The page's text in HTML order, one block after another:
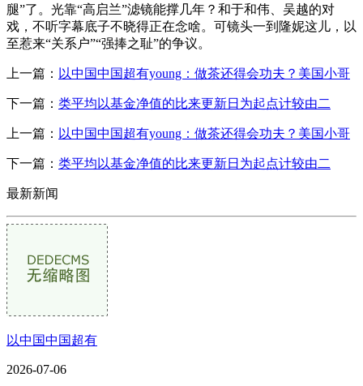
腿”了。光靠“高启兰”滤镜能撑几年？和于和伟、吴越的对
戏，不听字幕底子不晓得正在念啥。可镜头一到隆妮这儿，以
至惹来“关系户”“强捧之耻”的争议。
上一篇： 以中国中国超有young：做茶还得会功夫？美国小哥
下一篇： 类平均以基金净值的比来更新日为起点计较由二
上一篇： 以中国中国超有young：做茶还得会功夫？美国小哥
下一篇： 类平均以基金净值的比来更新日为起点计较由二
最新新闻
以中国中国超有
2026-07-06